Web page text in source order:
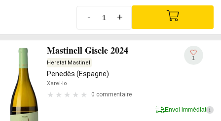
- +
Mastinell Gisele 2024
Heretat Mastinell
Penedès (Espagne)
Xarel·lo
0 commentaire
1
Envoi immédiat i